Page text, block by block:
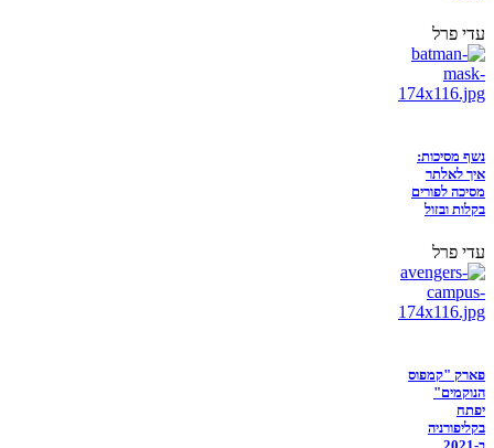
עדי פרל
נשף מסיכות:
איך לאלתר
מסיכה לפורים
בקלות ובזול
עדי פרל
פארק "קמפוס
הנוקמים"
יפתח
בקליפורניה